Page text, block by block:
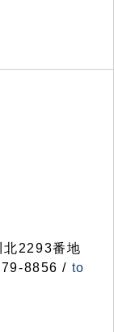
2293番地
8856 / to